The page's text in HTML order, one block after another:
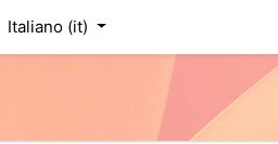
Italiano ‎(it)‎